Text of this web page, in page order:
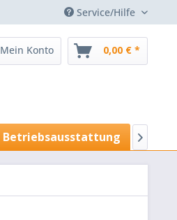
Service/Hilfe
Mein Konto 0,00 € *
Betriebsausstattung 